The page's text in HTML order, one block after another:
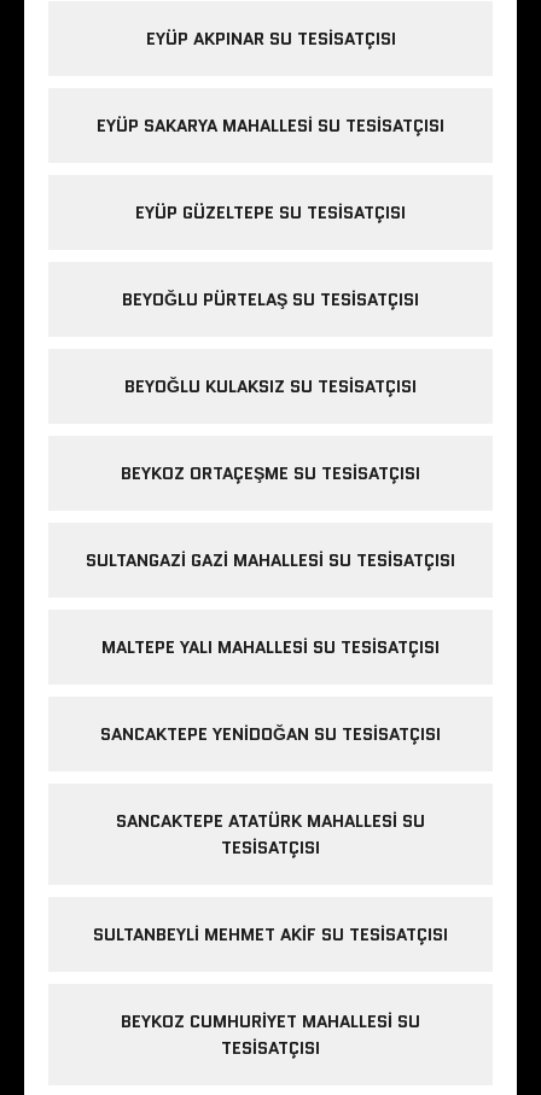
EYÜP AKPINAR SU TESISATÇISI
EYÜP SAKARYA MAHALLESI SU TESISATÇISI
EYÜP GÜZELTEPE SU TESISATÇISI
BEYOĞLU PÜRTELAŞ SU TESISATÇISI
BEYOĞLU KULAKSIZ SU TESISATÇISI
BEYKOZ ORTAÇEŞME SU TESISATÇISI
SULTANGAZI GAZI MAHALLESI SU TESISATÇISI
MALTEPE YALI MAHALLESI SU TESISATÇISI
SANCAKTEPE YENIDOĞAN SU TESISATÇISI
SANCAKTEPE ATATÜRK MAHALLESI SU
TESISATÇISI
SULTANBEYLI MEHMET AKIF SU TESISATÇISI
BEYKOZ CUMHURIYET MAHALLESI SU
TESISATÇISI